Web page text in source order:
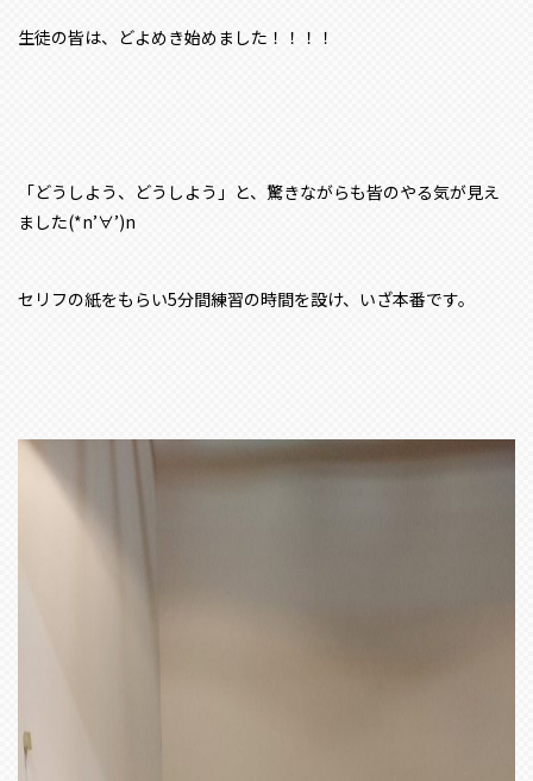
生徒の皆は、どよめき始めました！！！！
「どうしよう、どうしよう」と、驚きながらも皆のやる気が見え
ました(*n’∀’)n
セリフの紙をもらい5分間練習の時間を設け、いざ本番です。